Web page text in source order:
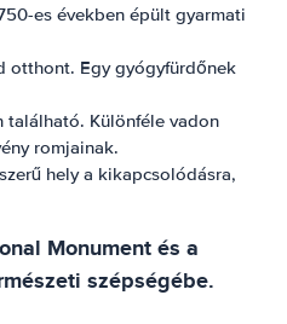
es években épült gyarmati
otthont. Egy gyógyfürdőnek
található. Különféle vadon
romjainak.
hely a kikapcsolódásra,
Monument és a
szépségébe.